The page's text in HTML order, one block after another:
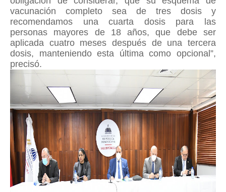
vacunación completo sea de tres dosis y
recomendamos una cuarta dosis para las
personas mayores de 18 años, que debe ser
aplicada cuatro meses después de una tercera
dosis, manteniendo esta última como opcional”,
precisó.